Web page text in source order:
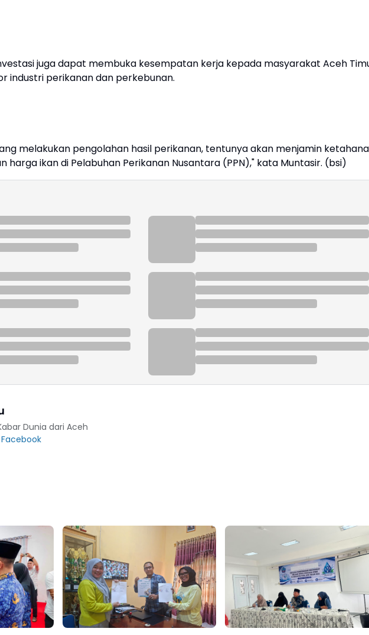
juga dapat membuka kesempatan kerja kepada masyarakat Aceh
industri perikanan dan perkebunan.
melakukan pengolahan hasil perikanan, tentunya akan menjamin
harga ikan di Pelabuhan Perikanan Nusantara (PPN)," kata Muntasir. (bsi)
Dunia dari Aceh
Facebook